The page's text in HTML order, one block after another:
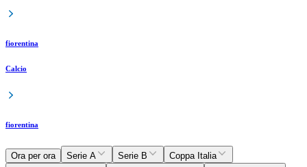
fiorentina
Calcio
fiorentina
Ora per ora Serie A Serie B
Coppa Italia